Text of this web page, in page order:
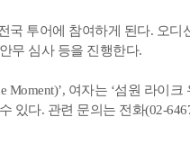
국 투어에 참여하게 된다. 오디
무 심사 등을 진행한다.
여자는 ‘섬원 라이크
있다. 관련 문의는 전화(02-